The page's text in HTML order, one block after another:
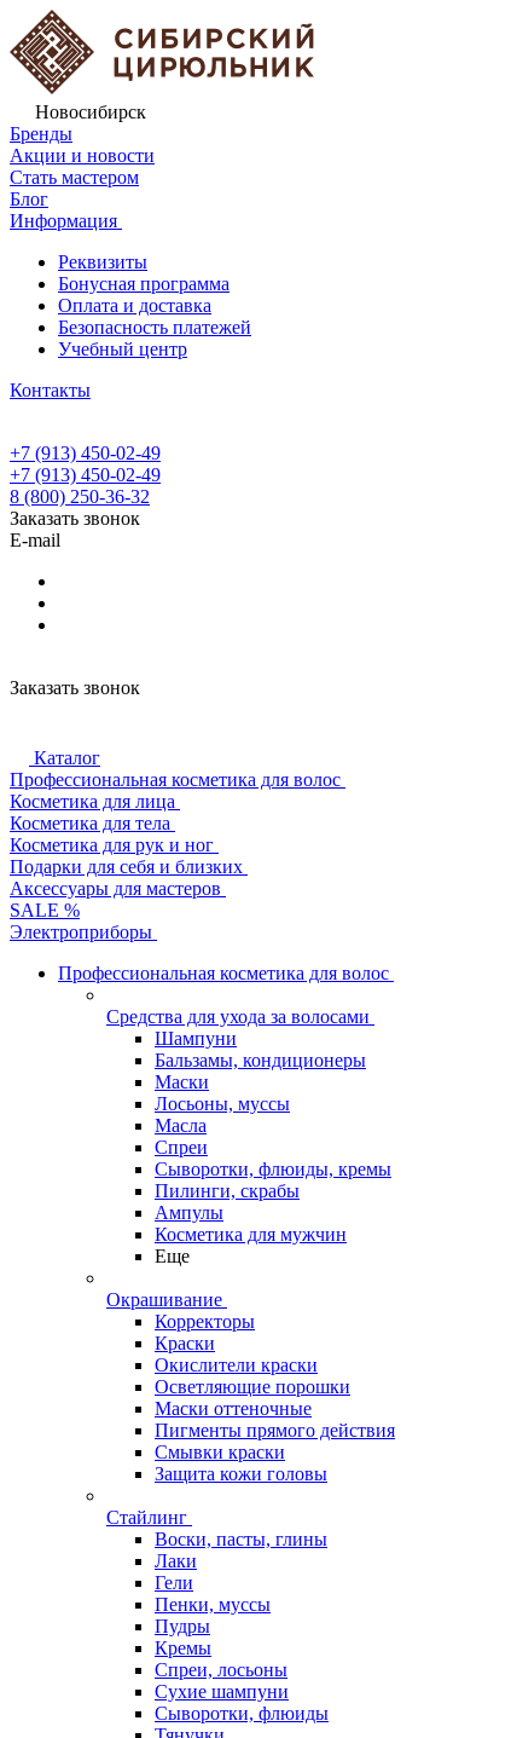
Новосибирск
Бренды
Акции и новости
Стать мастером
Блог
Информация
Реквизиты
Бонусная программа
Оплата и доставка
Безопасность платежей
Учебный центр
Контакты
+7 (913) 450-02-49
+7 (913) 450-02-49
8 (800) 250-36-32
Заказать звонок
E-mail
Заказать звонок
Каталог
Профессиональная косметика для волос
Косметика для лица
Косметика для тела
Косметика для рук и ног
Подарки для себя и близких
Аксессуары для мастеров
SALE %
Электроприборы
Профессиональная косметика для волос
Средства для ухода за волосами
Шампуни
Бальзамы, кондиционеры
Маски
Лосьоны, муссы
Масла
Спреи
Сыворотки, флюиды, кремы
Пилинги, скрабы
Ампулы
Косметика для мужчин
Еще
Окрашивание
Корректоры
Краски
Окислители краски
Осветляющие порошки
Маски оттеночные
Пигменты прямого действия
Смывки краски
Защита кожи головы
Стайлинг
Воски, пасты, глины
Лаки
Гели
Пенки, муссы
Пудры
Кремы
Спреи, лосьоны
Сухие шампуни
Сыворотки, флюиды